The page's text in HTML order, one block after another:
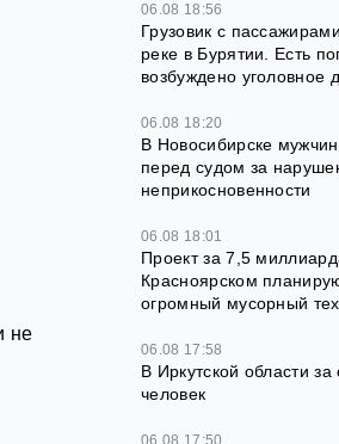
не
06.08 18:56
Грузовик с
реке в Бурятии. Есть
возбуждено уголовное
06.08 18:20
В Новосибирске
перед судом за
неприкосновенности
06.08 18:01
Проект за 7,5
Красноярском
огромный мусорный
06.08 17:58
В Иркутской области за
человек